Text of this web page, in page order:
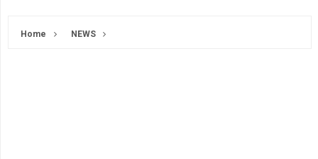
Home NEWS